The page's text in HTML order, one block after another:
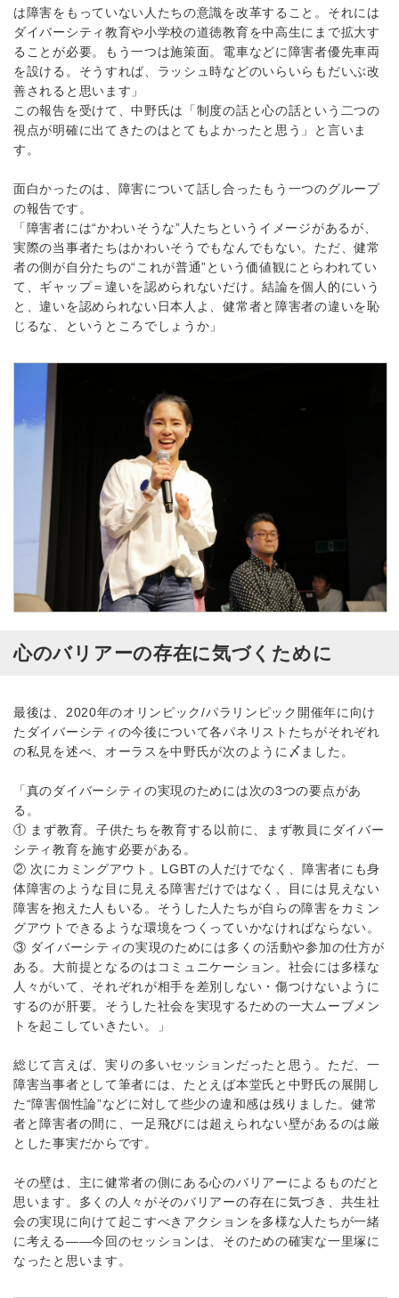
は障害をもっていない人たちの意識を改革すること。それには
ダイバーシティ教育や小学校の道徳教育を中高生にまで拡大す
ることが必要。もう一つは施策面。電車などに障害者優先車両
を設ける。そうすれば、ラッシュ時などのいらいらもだいぶ改
善されると思います」
この報告を受けて、中野氏は「制度の話と心の話という二つの
視点が明確に出てきたのはとてもよかったと思う」と言いま
す。
面白かったのは、障害について話し合ったもう一つのグループ
の報告です。
「障害者には“かわいそうな”人たちというイメージがあるが、
実際の当事者たちはかわいそうでもなんでもない。ただ、健常
者の側が自分たちの“これが普通”という価値観にとらわれてい
て、ギャップ＝違いを認められないだけ。結論を個人的にいう
と、違いを認められない日本人よ、健常者と障害者の違いを恥
じるな、というところでしょうか」
心のバリアーの存在に気づくために
最後は、2020年のオリンピック/パラリンピック開催年に向け
たダイバーシティの今後について各パネリストたちがそれぞれ
の私見を述べ、オーラスを中野氏が次のように〆ました。
「真のダイバーシティの実現のためには次の3つの要点があ
る。
① まず教育。子供たちを教育する以前に、まず教員にダイバー
シティ教育を施す必要がある。
② 次にカミングアウト。LGBTの人だけでなく、障害者にも身
体障害のような目に見える障害だけではなく、目には見えない
障害を抱えた人もいる。そうした人たちが自らの障害をカミン
グアウトできるような環境をつくっていかなければならない。
③ ダイバーシティの実現のためには多くの活動や参加の仕方が
ある。大前提となるのはコミュニケーション。社会には多様な
人々がいて、それぞれが相手を差別しない・傷つけないように
するのが肝要。そうした社会を実現するための一大ムーブメン
トを起こしていきたい。」
総じて言えば、実りの多いセッションだったと思う。ただ、一
障害当事者として筆者には、たとえば本堂氏と中野氏の展開し
た“障害個性論”などに対して些少の違和感は残りました。健常
者と障害者の間に、一足飛びには超えられない壁があるのは厳
とした事実だからです。
その壁は、主に健常者の側にある心のバリアーによるものだと
思います。多くの人々がそのバリアーの存在に気づき、共生社
会の実現に向けて起こすべきアクションを多様な人たちが一緒
に考える――今回のセッションは、そのための確実な一里塚に
なったと思います。